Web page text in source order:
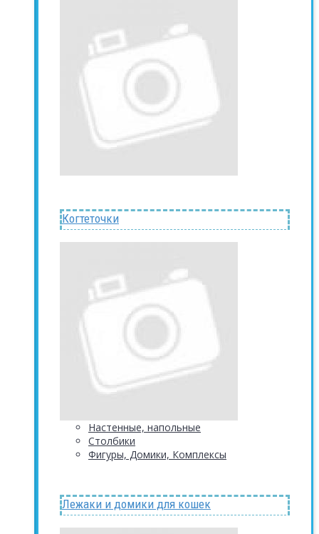
Когтеточки
Настенные, напольные
Столбики
Фигуры, Домики, Комплексы
Лежаки и домики для кошек